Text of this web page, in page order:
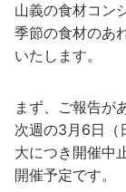
山義の食材コン
季節の食材のあ
いたします。
まず、ご報告が
次週の3月6日（
大につき開催中
開催予定です。